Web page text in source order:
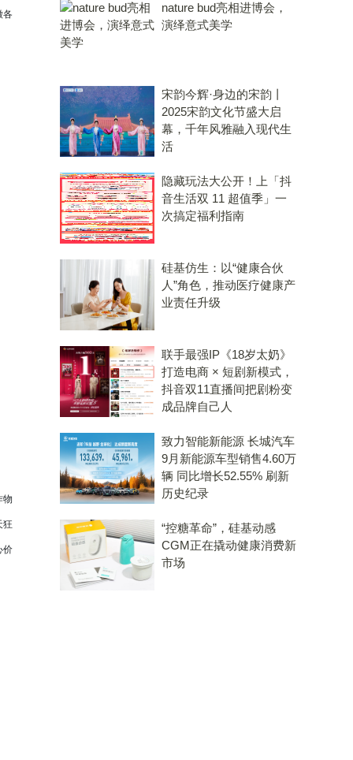
各
物
狂
价
nature bud亮相进博会，
演绎意式美学
宋韵今辉·身边的宋韵丨
2025宋韵文化节盛大启
幕，千年风雅融入现代生
活
隐藏玩法大公开！上「抖
音生活双 11 超值季」一
次搞定福利指南
硅基仿生：以“健康合伙
人”角色，推动医疗健康产
业责任升级
联手最强IP《18岁太奶》
打造电商 × 短剧新模式，
抖音双11直播间把剧粉变
成品牌自己人
致力智能新能源 长城汽车
9月新能源车型销售4.60万
辆 同比增长52.55% 刷新
历史纪录
“控糖革命”，硅基动感
CGM正在撬动健康消费新
市场